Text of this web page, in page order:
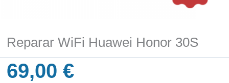
Reparar WiFi Huawei Honor 30S
69,00€